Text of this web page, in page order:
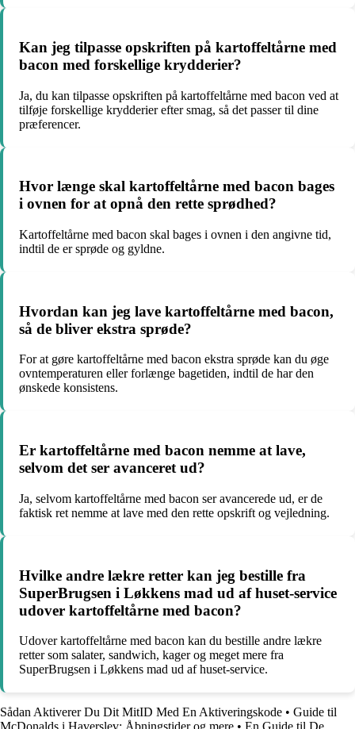
Kan jeg tilpasse opskriften på kartoffeltårne med
bacon med forskellige krydderier?
Ja, du kan tilpasse opskriften på kartoffeltårne med bacon ved at
tilføje forskellige krydderier efter smag, så det passer til dine
præferencer.
Hvor længe skal kartoffeltårne med bacon bages
i ovnen for at opnå den rette sprødhed?
Kartoffeltårne med bacon skal bages i ovnen i den angivne tid,
indtil de er sprøde og gyldne.
Hvordan kan jeg lave kartoffeltårne med bacon,
så de bliver ekstra sprøde?
For at gøre kartoffeltårne med bacon ekstra sprøde kan du øge
ovntemperaturen eller forlænge bagetiden, indtil de har den
ønskede konsistens.
Er kartoffeltårne med bacon nemme at lave,
selvom det ser avanceret ud?
Ja, selvom kartoffeltårne med bacon ser avancerede ud, er de
faktisk ret nemme at lave med den rette opskrift og vejledning.
Hvilke andre lækre retter kan jeg bestille fra
SuperBrugsen i Løkkens mad ud af huset-service
udover kartoffeltårne med bacon?
Udover kartoffeltårne med bacon kan du bestille andre lækre
retter som salater, sandwich, kager og meget mere fra
SuperBrugsen i Løkkens mad ud af huset-service.
Sådan Aktiverer Du Dit MitID Med En Aktiveringskode • Guide til